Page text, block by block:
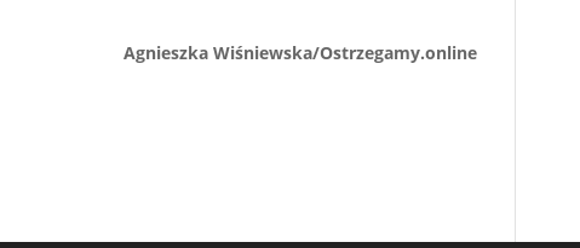
Agnieszka Wiśniewska/Ostrzegamy.online